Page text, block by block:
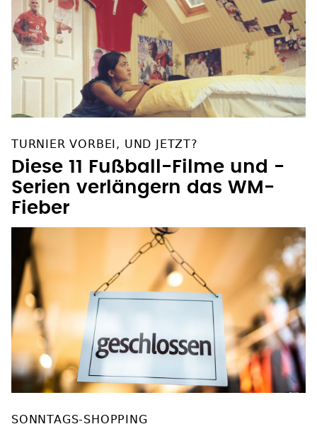
TURNIER VORBEI, UND JETZT?
Diese 11 Fußball-Filme und -
Serien verlängern das WM-
Fieber
SONNTAGS-SHOPPING